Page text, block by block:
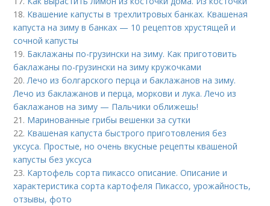
18. Квашение капусты в трехлитровых банках. Квашеная
капуста на зиму в банках — 10 рецептов хрустящей и
сочной капусты
19. Баклажаны по-грузински на зиму. Как приготовить
баклажаны по-грузински на зиму кружочками
20.Лечо из болгарского перца и баклажанов на зиму.
Лечо из баклажанов и перца, моркови и лука. Лечо из
баклажанов на зиму — Пальчики оближешь!
21. Маринованные грибы вешенки за сутки
22. Квашеная капуста быстрого приготовления без
уксуса. Простые, но очень вкусные рецепты квашеной
капусты без уксуса
23. Картофель сорта пикассо описание. Описание и
характеристика сорта картофеля Пикассо, урожайность,
отзывы, фото